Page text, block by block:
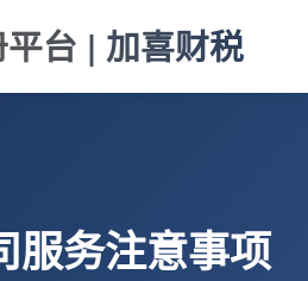
台 | 加喜财税
服务注意事项